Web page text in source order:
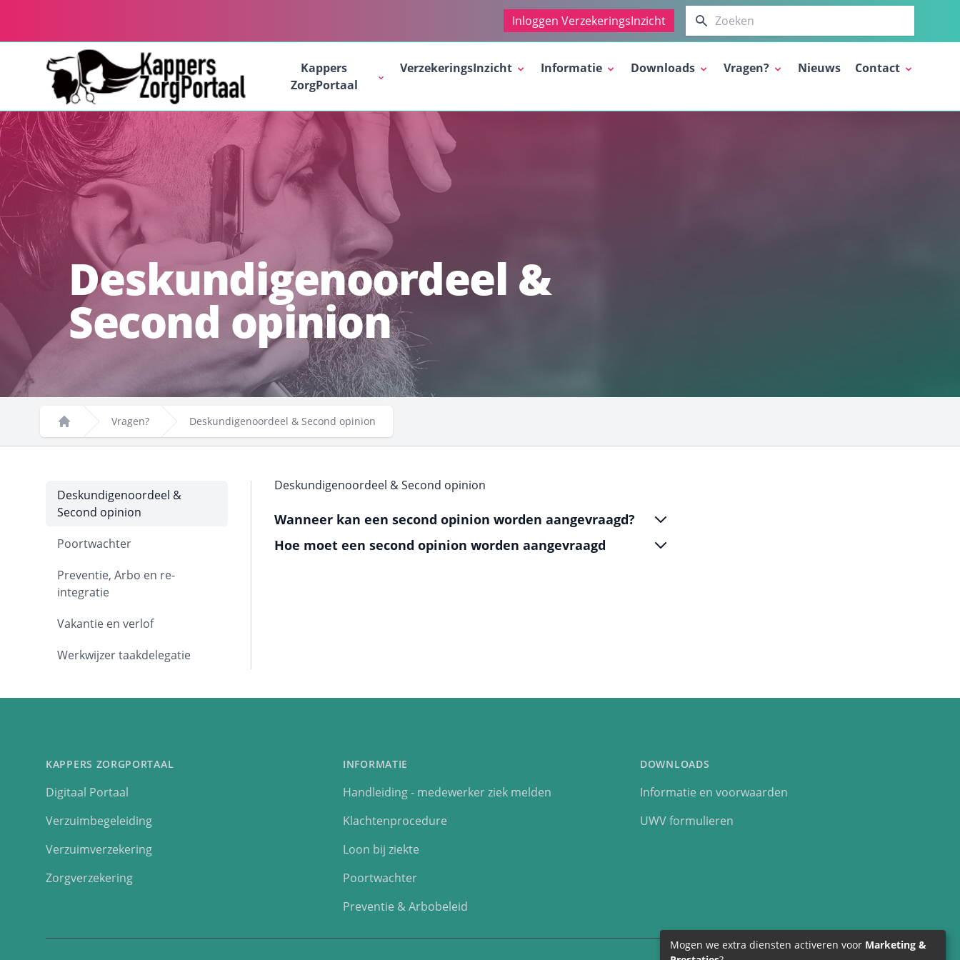
Inloggen VerzekeringsInzicht Zoeken
Kappers
ZorgPortaal
VerzekeringsInzicht Informatie Downloads Vragen? Nieuws Contact
Deskundigenoordeel &
Second opinion
Home
Vragen? Deskundigenoordeel & Second opinion
Deskundigenoordeel & Second opinion
Wanneer kan een second opinion worden aangevraagd?
Hoe moet een second opinion worden aangevraagd
Deskundigenoordeel &
Second opinion
Poortwachter
Preventie, Arbo en re-
integratie
Vakantie en verlof
Werkwijzer taakdelegatie
KAPPERS ZORGPORTAAL
Digitaal Portaal
Verzuimbegeleiding
Verzuimverzekering
Zorgverzekering
INFORMATIE
Handleiding - medewerker ziek melden
Klachtenprocedure
Loon bij ziekte
Poortwachter
Preventie & Arbobeleid
DOWNLOADS
Informatie en voorwaarden
UWV formulieren
Mogen we extra diensten activeren voor Marketing &